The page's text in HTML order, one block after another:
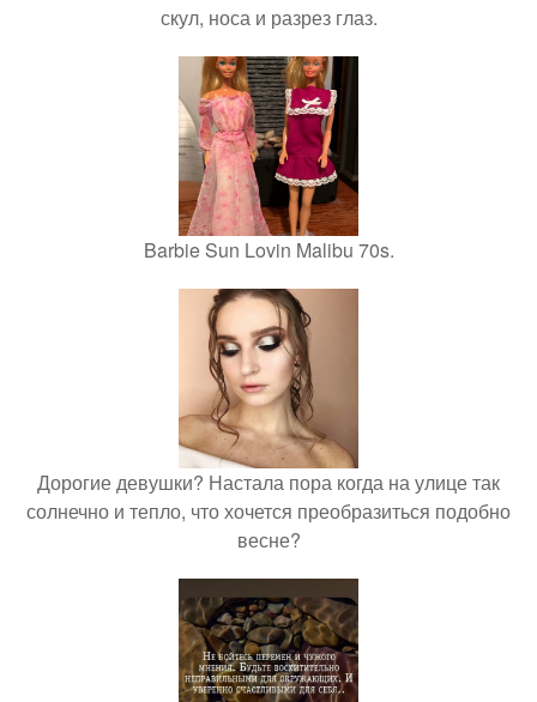
скул, носа и разрез глаз.
Barbie Sun Lovin Malibu 70s.
Дорогие девушки? Настала пора когда на улице так
солнечно и тепло, что хочется преобразиться подобно
весне?